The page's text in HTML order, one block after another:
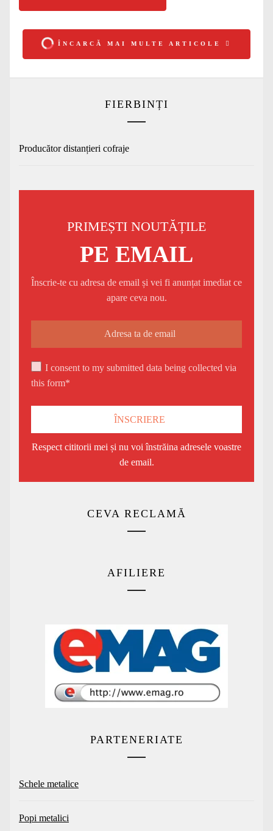
ÎNCARCĂ MAI MULTE ARTICOLE
FIERBINȚI
Producător distanțieri cofraje
PRIMEȘTI NOUTĂȚILE
PE EMAIL
Înscrie-te cu adresa de email și vei fi anunțat imediat ce
apare ceva nou.
I consent to my submitted data being collected via
this form*
Respect cititorii mei și nu voi înstrăina adresele voastre
de email.
CEVA RECLAMĂ
AFILIERE
PARTENERIATE
Schele metalice
Popi metalici